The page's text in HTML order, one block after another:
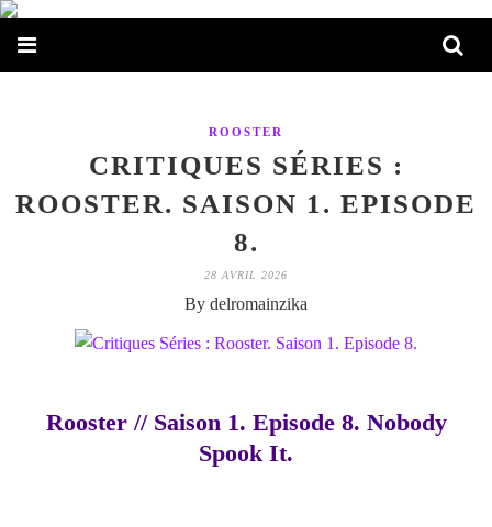
ROOSTER
CRITIQUES SÉRIES :
ROOSTER. SAISON 1. EPISODE
8.
28 AVRIL 2026
By delromainzika
Rooster // Saison 1. Episode 8. Nobody
Spook It.